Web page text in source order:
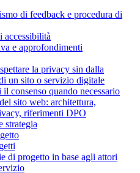
di feedback e procedura di
accessibilità
e approfondimenti
la privacy sin dalla
un sito o servizio digitale
consenso quando necessario
sito web: architettura,
riferimenti DPO
strategia
di progetto in base agli attori